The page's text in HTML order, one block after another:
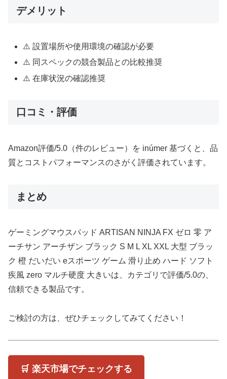
デメリット
⚠️ 設置場所や使用環境の確認が必要
⚠️ 同スペックの競合製品との比較推奨
⚠️ 在庫状況の確認推奨
口コミ・評価
Amazon評価/5.0（件のレビュー）を inúmer 基づくと、品
質とコストパフォーマンスのさがく評価されています。
まとめ
ゲーミングマウスパッド ARTISAN NINJA FX ゼロ 零 ア
ーチサン アーチザン ブラック S M L XL XXL 大型 ブラッ
ク 橙 だいだい eスポーツ ゲーム 滑り止め ハード ソフト
疾風 zero マルチ硬度 大きいは、カテゴリで評価/5.0の、
信頼できる製品です。
ご検討の方は、ぜひチェックしてみてください！
🛒 楽天市場でチェックする